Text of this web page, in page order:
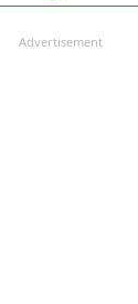
Advertisement